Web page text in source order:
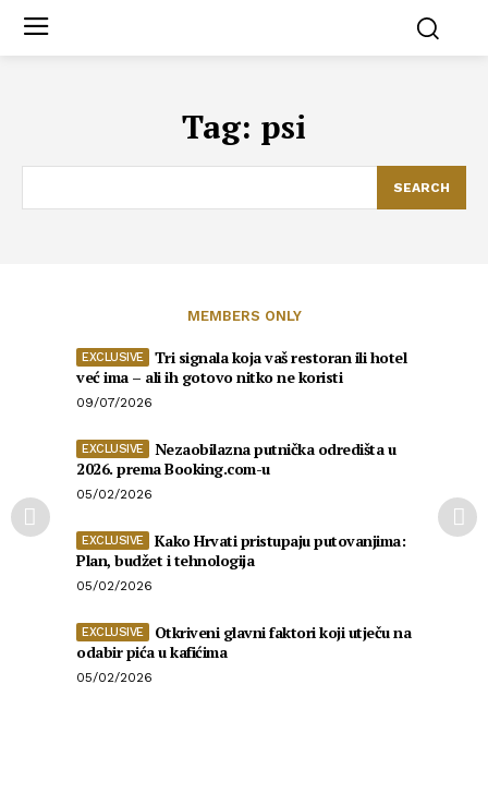
Tag: psi
SEARCH
MEMBERS ONLY
Tri signala koja vaš restoran ili hotel
već ima – ali ih gotovo nitko ne koristi
09/07/2026
Nezaobilazna putnička odredišta u
2026. prema Booking.com-u
05/02/2026
Kako Hrvati pristupaju putovanjima:
Plan, budžet i tehnologija
05/02/2026
Otkriveni glavni faktori koji utječu na
odabir pića u kafićima
05/02/2026